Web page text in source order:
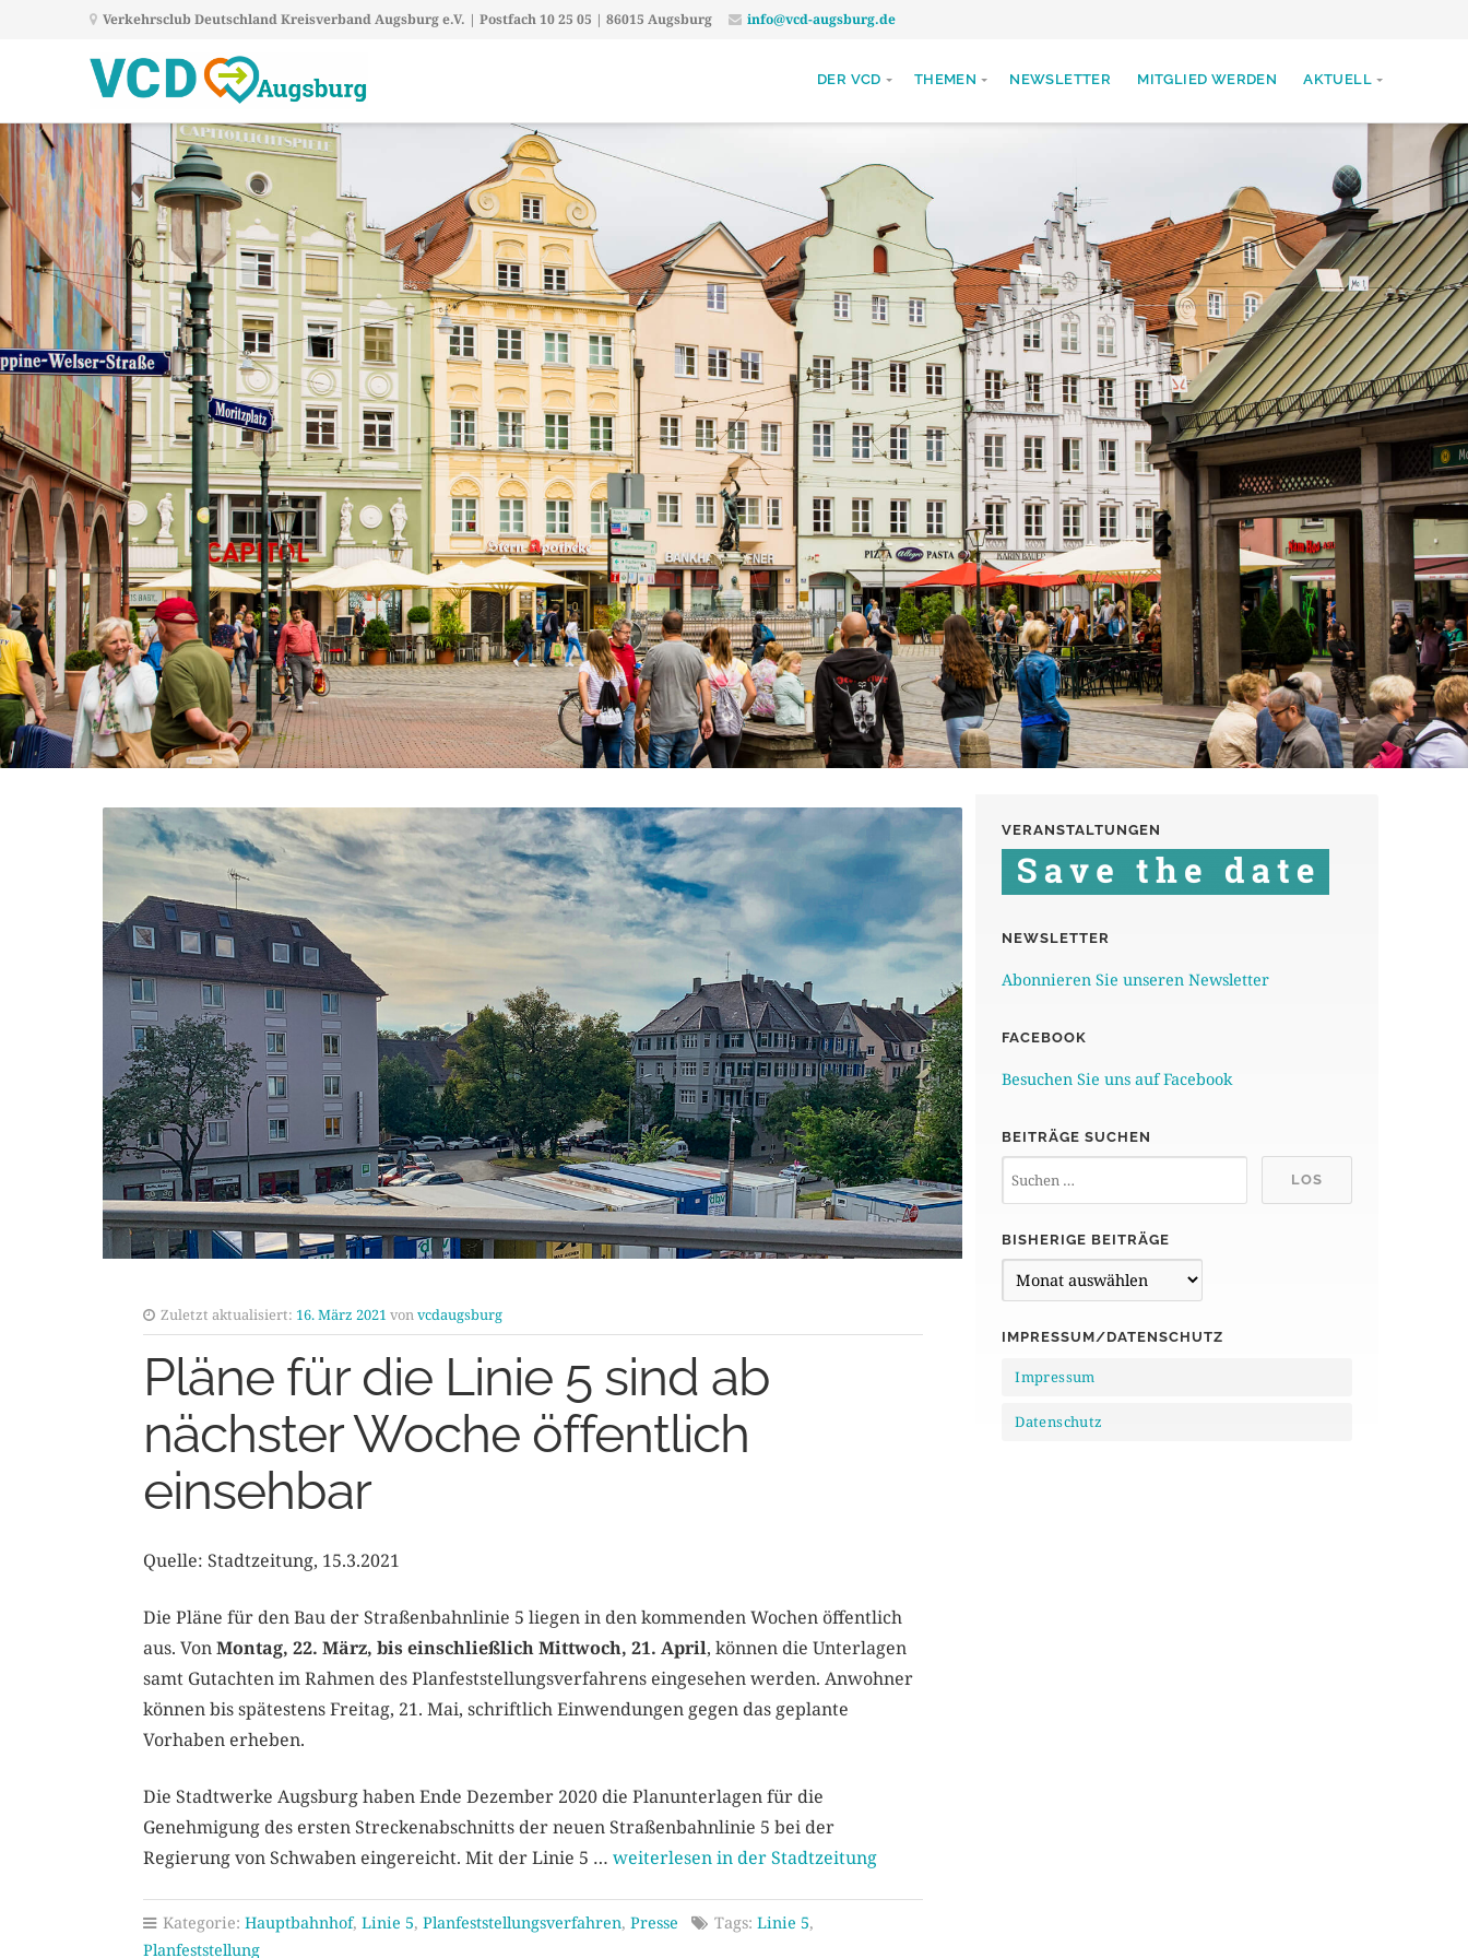
Verkehrsclub Deutschland Kreisverband Augsburg e.V. | Postfach 10 25 05 | 86015 Augsburg info@vcd-augsburg.de
DER VCD THEMEN NEWSLETTER MITGLIED WERDEN AKTUELL
Zuletzt aktualisiert: 16. März 2021 vonvcdaugsburg
Pläne für die Linie 5 sind ab
nächster Woche öffentlich
einsehbar
Quelle: Stadtzeitung, 15.3.2021
Die Pläne für den Bau der Straßenbahnlinie 5 liegen in den kommenden Wochen öffentlich
aus. VonMontag, 22. März, bis einschließlich Mittwoch, 21. April, können die Unterlagen
samt Gutachten im Rahmen des Planfeststellungsverfahrens eingesehen werden. Anwohner
können bis spätestens Freitag, 21. Mai, schriftlich Einwendungen gegen das geplante
Vorhaben erheben.
Die Stadtwerke Augsburg haben Ende Dezember 2020 die Planunterlagen für die
Genehmigung des ersten Streckenabschnitts der neuen Straßenbahnlinie 5 bei der
Regierung von Schwaben eingereicht. Mit der Linie 5 … weiterlesen in der Stadtzeitung
Kategorie: Hauptbahnhof, Linie 5, Planfeststellungsverfahren, Presse Tags: Linie 5,
Planfeststellung
VERANSTALTUNGEN
NEWSLETTER
Abonnieren Sie unseren Newsletter
FACEBOOK
Besuchen Sie uns auf Facebook
BEITRÄGE SUCHEN
BISHERIGE BEITRÄGE
i
s
IMPRESSUM/DATENSCHUTZ
Impressum
Datenschutz